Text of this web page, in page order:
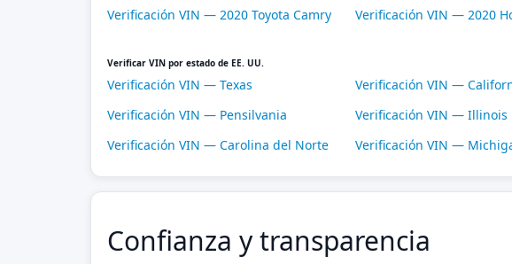
Verificación VIN — 2020 Toyota Camry Verificación VIN — 2020
Verificar VIN por estado de EE. UU.
Verificación VIN — Texas Verificación VIN —
Verificación VIN — Pensilvania
Verificación VIN — Illinois
Verificación VIN — Carolina del Norte
Verificación VIN —
Confianza y transparencia